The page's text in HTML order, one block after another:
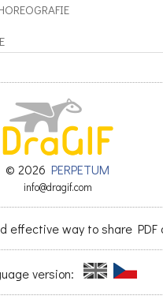
© 2026 PERPETUM
info@dragif.com
effective way to share PDF
version: